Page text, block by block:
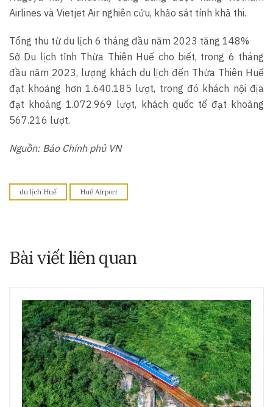
Airlines và Vietjet Air nghiên cứu, khảo sát tính khả thi.
Tổng thu từ du lịch 6 tháng đầu năm 2023 tăng 148%
Sở Du lịch tỉnh Thừa Thiên Huế cho biết, trong 6 tháng
đầu năm 2023, lượng khách du lịch đến Thừa Thiên Huế
đạt khoảng hơn 1.640.185 lượt, trong đó khách nội địa
đạt khoảng 1.072.969 lượt, khách quốc tế đạt khoảng
567.216 lượt.
Nguồn: Báo Chính phủ VN
du lịch Huế Huế Airport
Bài viết liên quan